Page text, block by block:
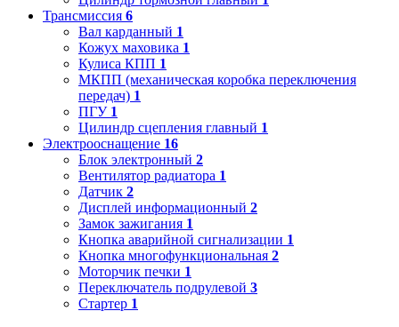
Трансмиссия 6
Вал карданный 1
Кожух маховика 1
Кулиса КПП 1
МКПП (механическая коробка переключения
передач) 1
ПГУ 1
Цилиндр сцепления главный 1
Электрооснащение 16
Блок электронный 2
Вентилятор радиатора 1
Датчик 2
Дисплей информационный 2
Замок зажигания 1
Кнопка аварийной сигнализации 1
Кнопка многофункциональная 2
Моторчик печки 1
Переключатель подрулевой 3
Стартер 1